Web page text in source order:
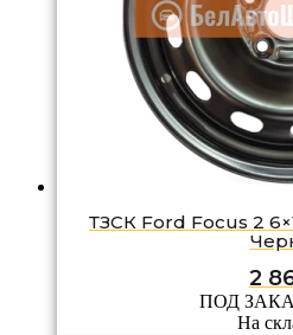
ТЗСК Ford Focus 2
2
ПОД
На